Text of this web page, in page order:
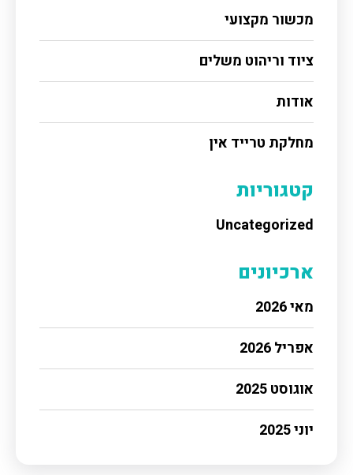
מכשור מקצועי
ציוד וריהוט משלים
אודות
מחלקת טרייד אין
קטגוריות
Uncategorized
ארכיונים
מאי 2026
אפריל 2026
אוגוסט 2025
יוני 2025